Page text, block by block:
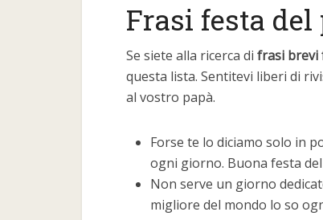
Frasi festa
Se siete alla ricerca di frasi brevi
questa lista. Sentitevi liberi di
al vostro papà.
Forse te lo diciamo solo in
ogni giorno. Buona festa
Non serve un giorno
migliore del mondo lo so